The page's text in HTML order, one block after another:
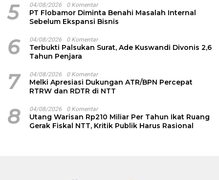
5 04/08/2026 0 Komentar
PT Flobamor Diminta Benahi Masalah Internal
Sebelum Ekspansi Bisnis
6 04/08/2026 0 Komentar
Terbukti Palsukan Surat, Ade Kuswandi Divonis 2,6
Tahun Penjara
7 04/08/2026 0 Komentar
Melki Apresiasi Dukungan ATR/BPN Percepat
RTRW dan RDTR di NTT
8 04/08/2026 0 Komentar
Utang Warisan Rp210 Miliar Per Tahun Ikat Ruang
Gerak Fiskal NTT, Kritik Publik Harus Rasional